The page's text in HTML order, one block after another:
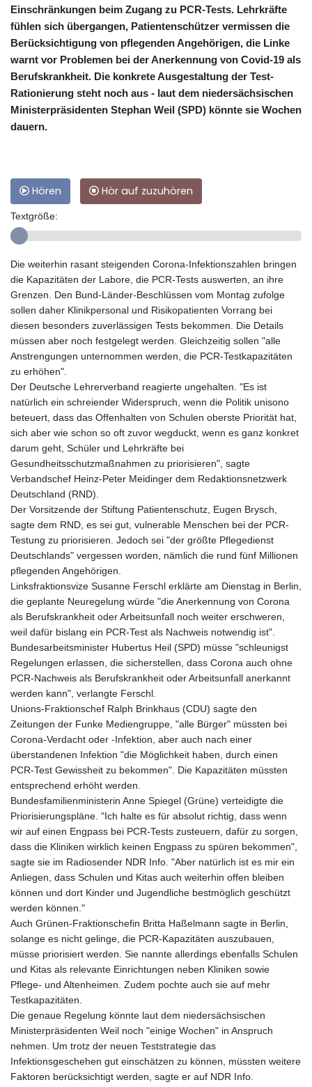
Einschränkungen beim Zugang zu PCR-Tests. Lehrkräfte
fühlen sich übergangen, Patientenschützer vermissen die
Berücksichtigung von pflegenden Angehörigen, die Linke
warnt vor Problemen bei der Anerkennung von Covid-19 als
Berufskrankheit. Die konkrete Ausgestaltung der Test-
Rationierung steht noch aus - laut dem niedersächsischen
Ministerpräsidenten Stephan Weil (SPD) könnte sie Wochen
dauern.
Hören Hör auf zuzuhören
Textgröße:
Die weiterhin rasant steigenden Corona-Infektionszahlen bringen
die Kapazitäten der Labore, die PCR-Tests auswerten, an ihre
Grenzen. Den Bund-Länder-Beschlüssen vom Montag zufolge
sollen daher Klinikpersonal und Risikopatienten Vorrang bei
diesen besonders zuverlässigen Tests bekommen. Die Details
müssen aber noch festgelegt werden. Gleichzeitig sollen "alle
Anstrengungen unternommen werden, die PCR-Testkapazitäten
zu erhöhen".
Der Deutsche Lehrerverband reagierte ungehalten. "Es ist
natürlich ein schreiender Widerspruch, wenn die Politik unisono
beteuert, dass das Offenhalten von Schulen oberste Priorität hat,
sich aber wie schon so oft zuvor wegduckt, wenn es ganz konkret
darum geht, Schüler und Lehrkräfte bei
Gesundheitsschutzmaßnahmen zu priorisieren", sagte
Verbandschef Heinz-Peter Meidinger dem Redaktionsnetzwerk
Deutschland (RND).
Der Vorsitzende der Stiftung Patientenschutz, Eugen Brysch,
sagte dem RND, es sei gut, vulnerable Menschen bei der PCR-
Testung zu priorisieren. Jedoch sei "der größte Pflegedienst
Deutschlands" vergessen worden, nämlich die rund fünf Millionen
pflegenden Angehörigen.
Linksfraktionsvize Susanne Ferschl erklärte am Dienstag in Berlin,
die geplante Neuregelung würde "die Anerkennung von Corona
als Berufskrankheit oder Arbeitsunfall noch weiter erschweren,
weil dafür bislang ein PCR-Test als Nachweis notwendig ist".
Bundesarbeitsminister Hubertus Heil (SPD) müsse "schleunigst
Regelungen erlassen, die sicherstellen, dass Corona auch ohne
PCR-Nachweis als Berufskrankheit oder Arbeitsunfall anerkannt
werden kann", verlangte Ferschl.
Unions-Fraktionschef Ralph Brinkhaus (CDU) sagte den
Zeitungen der Funke Mediengruppe, "alle Bürger" müssten bei
Corona-Verdacht oder -Infektion, aber auch nach einer
überstandenen Infektion "die Möglichkeit haben, durch einen
PCR-Test Gewissheit zu bekommen". Die Kapazitäten müssten
entsprechend erhöht werden.
Bundesfamilienministerin Anne Spiegel (Grüne) verteidigte die
Priorisierungspläne. "Ich halte es für absolut richtig, dass wenn
wir auf einen Engpass bei PCR-Tests zusteuern, dafür zu sorgen,
dass die Kliniken wirklich keinen Engpass zu spüren bekommen",
sagte sie im Radiosender NDR Info. "Aber natürlich ist es mir ein
Anliegen, dass Schulen und Kitas auch weiterhin offen bleiben
können und dort Kinder und Jugendliche bestmöglich geschützt
werden können."
Auch Grünen-Fraktionschefin Britta Haßelmann sagte in Berlin,
solange es nicht gelinge, die PCR-Kapazitäten auszubauen,
müsse priorisiert werden. Sie nannte allerdings ebenfalls Schulen
und Kitas als relevante Einrichtungen neben Kliniken sowie
Pflege- und Altenheimen. Zudem pochte auch sie auf mehr
Testkapazitäten.
Die genaue Regelung könnte laut dem niedersächsischen
Ministerpräsidenten Weil noch "einige Wochen" in Anspruch
nehmen. Um trotz der neuen Teststrategie das
Infektionsgeschehen gut einschätzen zu können, müssten weitere
Faktoren berücksichtigt werden, sagte er auf NDR Info.